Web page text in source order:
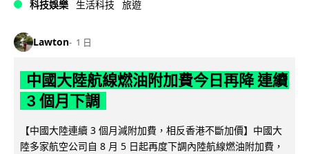
科技娛樂 生活科技 旅遊
Lawton 1 日
中國大陸航線燃油附加費今日再降 連續
3 個月下調
【中國大陸連續 3 個月減附加費，相反香港不斷加價】中國大
陸多家航空公司自 8 月 5 日起再度下調內陸航線燃油附加費，